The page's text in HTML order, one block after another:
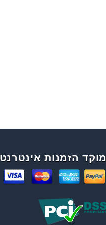
מוקד הזמנות אינטרנט